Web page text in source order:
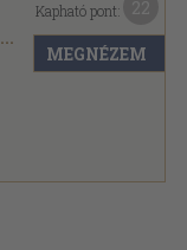
...
Kapható pont:
MEGNÉZEM